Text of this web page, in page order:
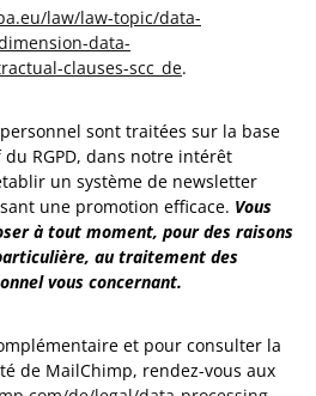
law/law-topic/data-
data-
clauses-scc_de.
sont traitées sur la base
RGPD, dans notre intérêt
un système de newsletter
une promotion efficace. Vous
à tout moment, pour des raisons
au traitement des
vous concernant.
et pour consulter la
de MailChimp, rendez-vous aux